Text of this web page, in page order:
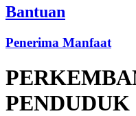
Bantuan
Penerima Manfaat
PENDUDUK